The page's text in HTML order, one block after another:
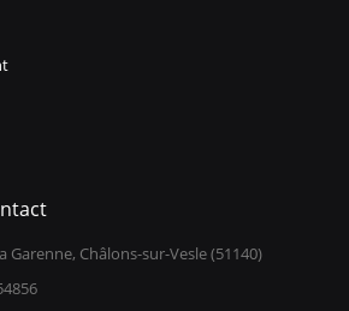
Garenne, Châlons-sur-Vesle (51140)